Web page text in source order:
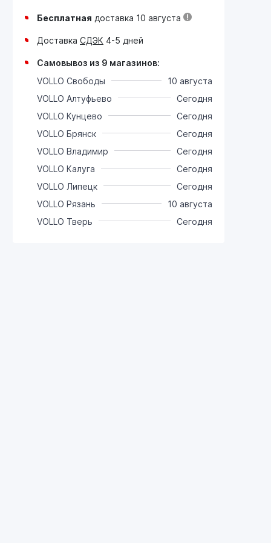
Бесплатная доставка 10 августа
Доставка СДЭК 4-5 дней
Самовывоз из 9 магазинов:
VOLLO Свободы
10 августа
VOLLO Алтуфьево
Сегодня
VOLLO Кунцево
Сегодня
VOLLO Брянск
Сегодня
VOLLO Владимир
Сегодня
VOLLO Калуга
Сегодня
VOLLO Липецк
Сегодня
VOLLO Рязань
10 августа
VOLLO Тверь
Сегодня